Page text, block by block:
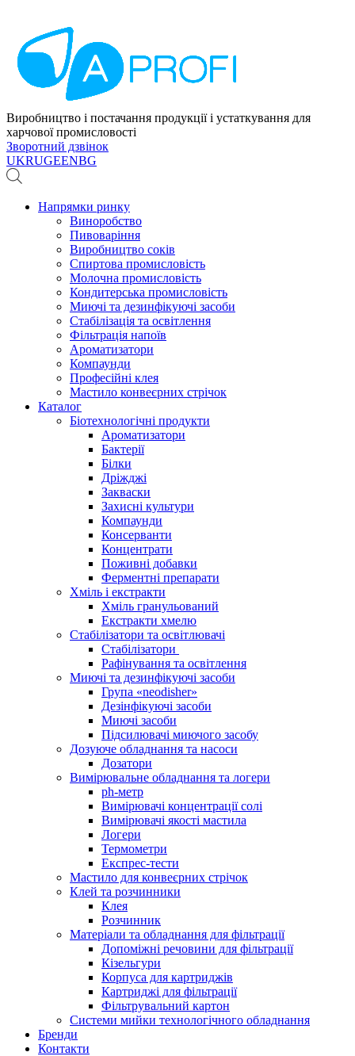
Виробництво і постачання продукції і устаткування для
харчової промисловості
Зворотний дзвінок
UKRUGEENBG
Напрямки ринку
Виноробство
Пивоваріння
Виробництво соків
Спиртова промисловість
Молочна промисловість
Кондитерська промисловість
Миючі та дезинфікуючі засоби
Стабілізація та освітлення
Фільтрація напоїв
Ароматизатори
Компаунди
Професійні клея
Мастило конвеєрних стрічок
Каталог
Біотехнологічні продукти
Ароматизатори
Бактерії
Білки
Дріжджі
Закваски
Захисні культури
Компаунди
Консерванти
Концентрати
Поживні добавки
Ферментні препарати
Хміль і екстракти
Хміль гранульований
Екстракти хмелю
Стабілізатори та освітлювачі
Стабілізатори
Рафінування та освітлення
Миючі та дезинфікуючі засоби
Група «neodisher»
Дезінфікуючі засоби
Миючі засоби
Підсилювачі миючого засобу
Дозуюче обладнання та насоси
Дозатори
Вимірювальне обладнання та логери
ph-метр
Вимірювачі концентрації солі
Вимірювачі якості мастила
Логери
Термометри
Експрес-тести
Мастило для конвеєрних стрічок
Клей та розчинники
Клея
Розчинник
Матеріали та обладнання для фільтрації
Допоміжні речовини для фільтрації
Кізельгури
Корпуса для картриджів
Картриджі для фільтрації
Фільтрувальний картон
Системи мийки технологічного обладнання
Бренди
Контакти